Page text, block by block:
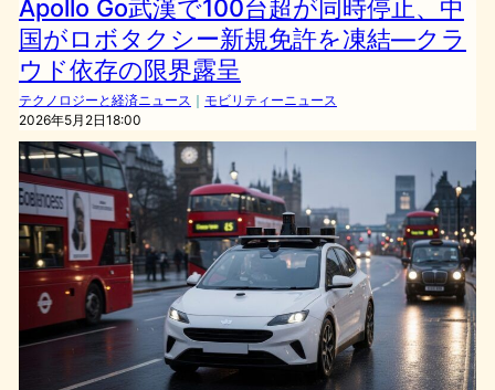
Apollo Go武漢で100台超が同時停止、中
国がロボタクシー新規免許を凍結—クラ
ウド依存の限界露呈
テクノロジーと経済ニュース ｜ モビリティーニュース
2026年5月2日18:00